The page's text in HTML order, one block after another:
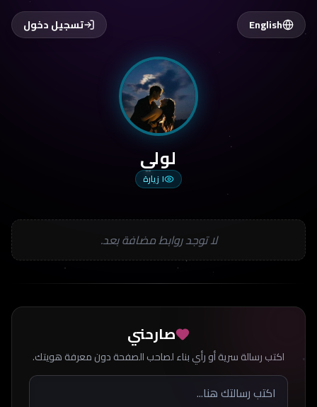
English تسجيل دخول
لولي
١ زيارة
لا توجد روابط مضافة بعد.
صارحني
اكتب رسالة سرية أو رأي بناء لصاحب الصفحة دون معرفة هويتك.